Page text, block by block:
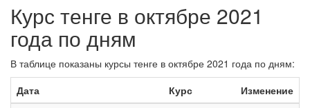
Курс тенге в октябре 2021
года по дням
В таблице показаны курсы тенге в октябре 2021 года по дням:
Дата
Курс Изменение